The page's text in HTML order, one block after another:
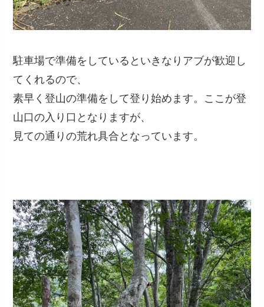
駐車場で準備をしているといきなりアブが歓迎し
てくれるので、
素早く登山の準備をして登り始めます。ここが登
山口の入り口となりますが、
見ての通りの荒れ具合となっています。